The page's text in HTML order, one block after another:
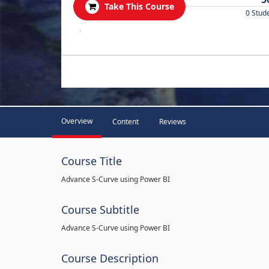
Take This Course
0
.
Overview Content Reviews
Course Title
Advance S-Curve using Power BI
Course Subtitle
Advance S-Curve using Power BI
Course Description